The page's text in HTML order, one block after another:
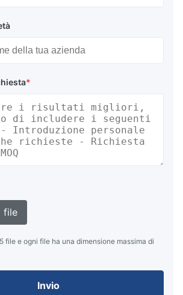
*
file
file e ogni file ha una dimensione massima di
Invio